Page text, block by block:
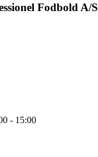
Fodbold A/S
- 15:00